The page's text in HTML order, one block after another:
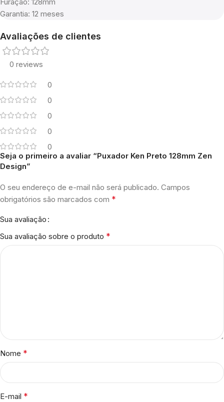
Garantia: 12 meses
Avaliações de clientes
0 reviews
0
0
0
0
0
Seja o primeiro a avaliar “Puxador Ken Preto 128mm Zen
Design”
O seu endereço de e-mail não será publicado. Campos
obrigatórios são marcados com *
Sua avaliação
Sua avaliação sobre o produto *
Nome *
E-mail *